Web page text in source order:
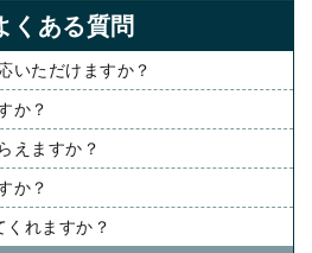
くある質問
いただけますか？
か？
えますか？
か？
れますか？